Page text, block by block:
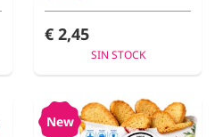
€ 2,45
SIN STOCK
New